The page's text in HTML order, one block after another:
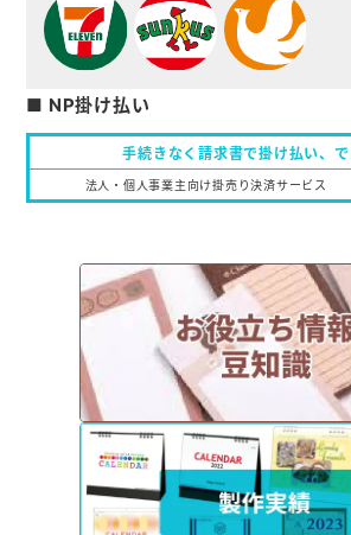
■ NP掛け払い
手続きなく請求書で掛け払い、 で
法人・個人事業主向け掛売り決済サービス